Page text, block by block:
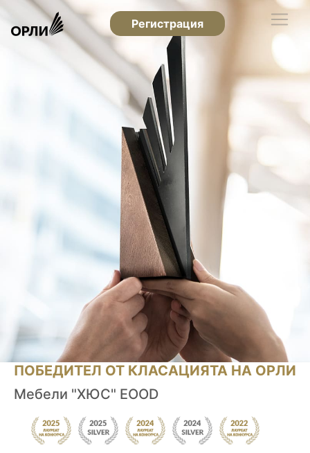
Регистрация
ПОБЕДИТЕЛ ОТ КЛАСАЦИЯТА НА ОРЛИ
Мебели "ХЮС" EOOD